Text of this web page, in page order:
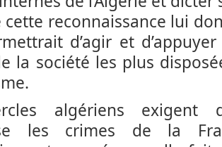
reconnaissance lui
d’agir et
la société les plus
algériens exigent
les crimes de la